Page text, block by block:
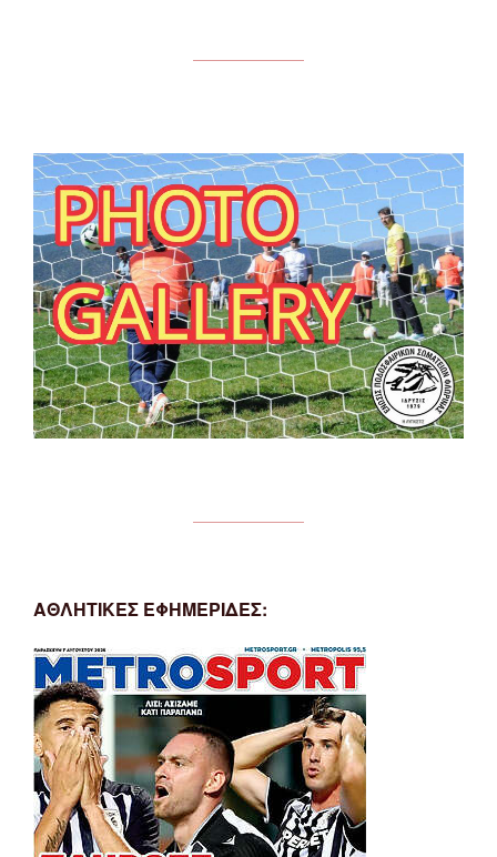
ΑΘΛΗΤΙΚΕΣ ΕΦΗΜΕΡΙΔΕΣ: